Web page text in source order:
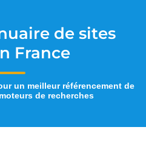
de sites
France
un meilleur référencement de
de recherches